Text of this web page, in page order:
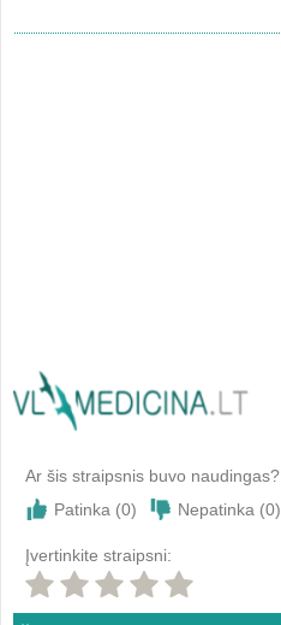
Ar šis straipsnis buvo naudingas?
Patinka (0) Nepatinka (0)
Įvertinkite straipsni: